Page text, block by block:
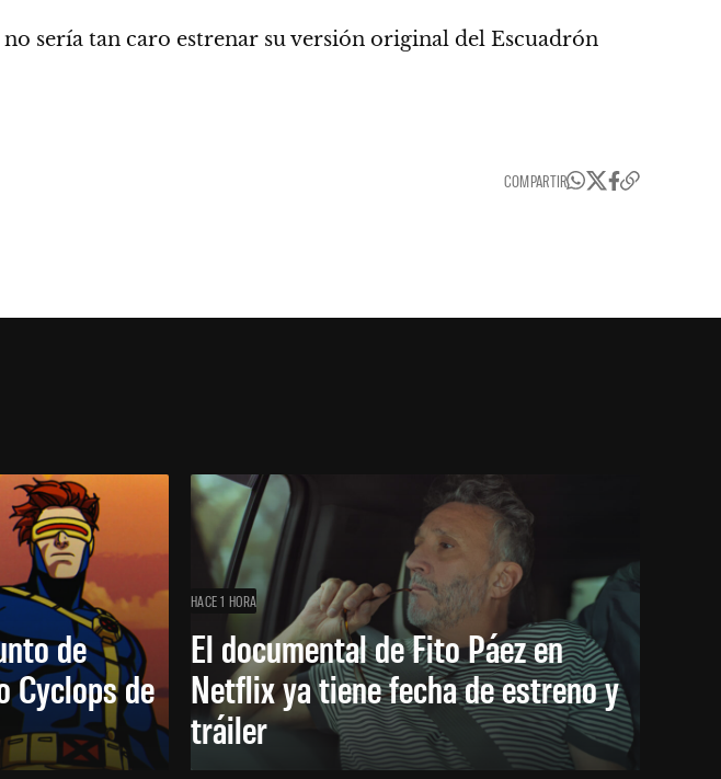
sería tan caro estrenar su versión original del Escuadrón
COMPARTIR
de
Cyclops de
HACE 1 HORA
El documental de Fito Páez en
Netflix ya tiene fecha de estreno y
tráiler